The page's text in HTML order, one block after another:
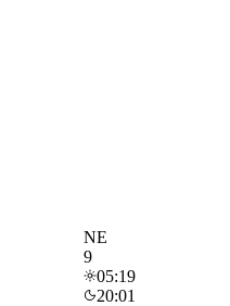
NE
9
05:19
20:01